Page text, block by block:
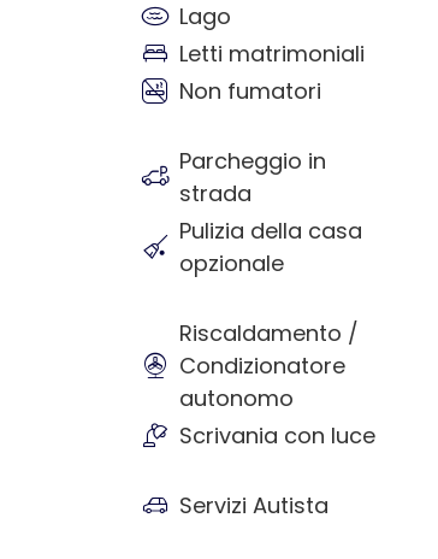
Lago
Letti matrimoniali
Non fumatori
Parcheggio in
strada
Pulizia della casa
opzionale
Riscaldamento /
Condizionatore
autonomo
Scrivania con luce
Servizi Autista